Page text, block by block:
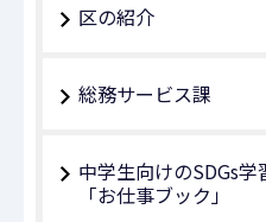
区の紹介
総務サービス課
中学生向けのSDGs
「お仕事ブック」